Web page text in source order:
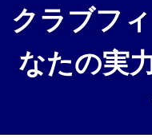
クラブフ
なたの実